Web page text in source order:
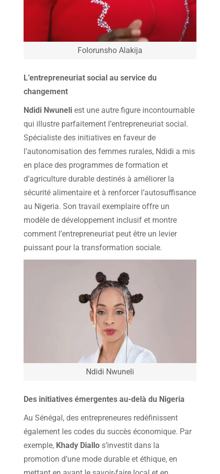
Folorunsho Alakija
L’entrepreneuriat social au service du
changement
Ndidi Nwuneli est une autre figure incontournable
qui illustre parfaitement l’entrepreneuriat social.
Spécialiste des initiatives en faveur de
l’autonomisation des femmes rurales, Ndidi a mis
en place des programmes de formation et
d’agriculture durable destinés à améliorer la
sécurité alimentaire et à renforcer l’autosuffisance
au Nigeria. Son travail exemplaire offre un
modèle de développement inclusif et montre
comment l’entrepreneuriat peut être un levier
puissant pour la transformation sociale.
Ndidi Nwuneli
Des initiatives émergentes au-delà du Nigeria
Au Sénégal, des entrepreneures redéfinissent
également les codes du succès économique. Par
exemple, Khady Diallo s’investit dans la
promotion d’une mode durable et éthique, en